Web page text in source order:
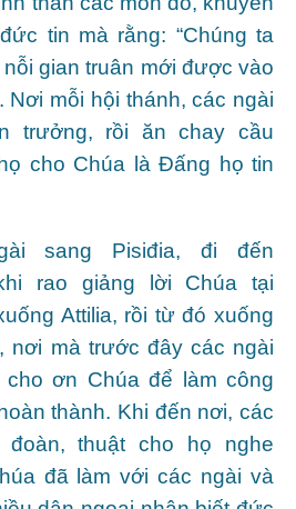
tin mà rằng: “Chúng ta
gian truân mới được vào
Nơi mỗi hội thánh, các ngài
trưởng, rồi ăn chay cầu
cho Chúa là Ðấng họ tin
sang Pisiđia, đi đến
rao giảng lời Chúa tại
Attilia, rồi từ đó xuống
nơi mà trước đây các ngài
ơn Chúa để làm công
thành. Khi đến nơi, các
thuật cho họ nghe
đã làm với các ngài và